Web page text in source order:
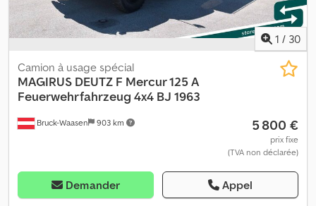
intermédiaire réservées ! Téléphone : 08026/2188
1 / 30
Bruck-Waasen 903 km
Camion à usage spécial
MAGIRUS DEUTZ F Mercur 125 A
Feuerwehrfahrzeug 4x4 BJ 1963
5 800 €
prix fixe
(TVA non déclarée)
Demander Appel